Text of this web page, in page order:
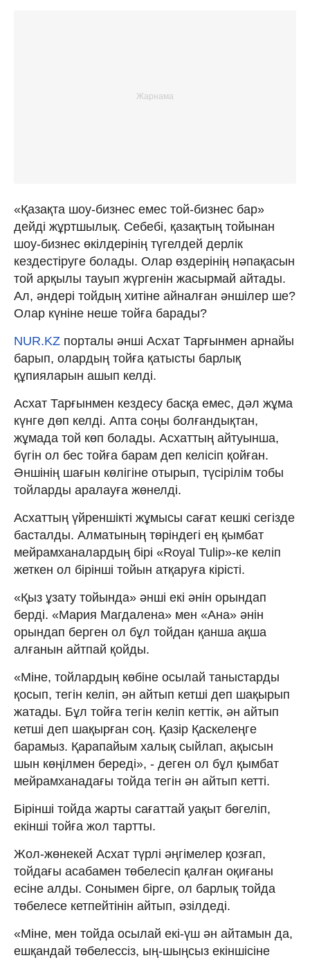
«Қазақта шоу-бизнес емес той-бизнес бар»
дейді жұртшылық. Себебі, қазақтың тойынан
шоу-бизнес өкілдерінің түгелдей дерлік
кездестіруге болады. Олар өздерінің нәпақасын
той арқылы тауып жүргенін жасырмай айтады.
Ал, әндері тойдың хитіне айналған әншілер ше?
Олар күніне неше тойға барады?
NUR.KZ порталы әнші Асхат Тарғынмен арнайы
барып, олардың тойға қатысты барлық
құпияларын ашып келді.
Асхат Тарғынмен кездесу басқа емес, дәл жұма
күнге дөп келді. Апта соңы болғандықтан,
жұмада той көп болады. Асхаттың айтуынша,
бүгін ол бес тойға барам деп келісіп қойған.
Әншінің шағын көлігіне отырып, түсірілім тобы
тойларды аралауға жөнелді.
Асхаттың үйреншікті жұмысы сағат кешкі сегізде
басталды. Алматының төріндегі ең қымбат
мейрамханалардың бірі «Royal Tulip»-ке келіп
жеткен ол бірінші тойын атқаруға кірісті.
«Қыз ұзату тойында» әнші екі әнін орындап
берді. «Мария Магдалена» мен «Ана» әнін
орындап берген ол бұл тойдан қанша ақша
алғанын айтпай қойды.
«Міне, тойлардың көбіне осылай таныстарды
қосып, тегін келіп, ән айтып кетші деп шақырып
жатады. Бұл тойға тегін келіп кеттік, ән айтып
кетші деп шақырған соң. Қазір Қаскелеңге
барамыз. Қарапайым халық сыйлап, ақысын
шын көңілмен береді», - деген ол бұл қымбат
мейрамханадағы тойда тегін ән айтып кетті.
Бірінші тойда жарты сағаттай уақыт бөгеліп,
екінші тойға жол тартты.
Жол-жөнекей Асхат түрлі әңгімелер қозғап,
тойдағы асабамен төбелесіп қалған оқиғаны
есіне алды. Сонымен бірге, ол барлық тойда
төбелесе кетпейтінін айтып, әзілдеді.
«Міне, мен тойда осылай екі-үш ән айтамын да,
ешқандай төбелессіз, ың-шыңсыз екіншісіне